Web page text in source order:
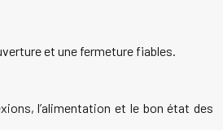
et une fermeture fiables.
l’alimentation et le bon état des